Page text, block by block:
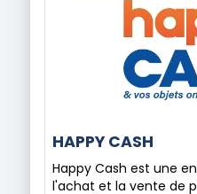
HAPPY CASH
Happy Cash est une
l'achat et la vente de